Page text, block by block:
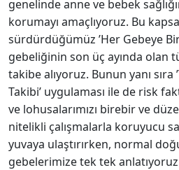
genelinde anne ve bebek
korumayı amaçlıyoruz. Bu
sürdürdüğümüz ’Her Gebeye
gebeliğinin son üç ayında olan
takibe alıyoruz. Bunun yanı sıra
Takibi’ uygulaması ile de risk
ve lohusalarımızı birebir ve
nitelikli çalışmalarla koruyucu
yuvaya ulaştırırken, normal
gebelerimize tek tek